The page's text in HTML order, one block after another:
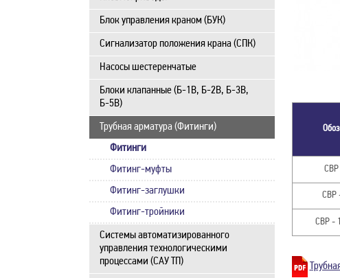
Блок управления краном (БУК)
Сигнализатор положения крана (СПК)
Насосы шестеренчатые
Блоки клапанные (Б-1В, Б-2В, Б-3В,
Б-5В)
Трубная арматура (Фитинги)
Фитинги
Фитинг-муфты
Фитинг-заглушки
Фитинг-тройники
Системы автоматизированного
управления технологическими
процессами (САУ ТП)
СВР
СВР
СВР -